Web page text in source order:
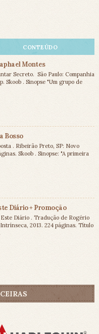
CONTEÚDO
Montes
Secreto. São Paulo: Companhia
Skoob . Sinopse "Um grupo de
Bosso
. Ribeirão Preto, SP: Novo
Skoob . Sinopse: "A primeira
Diário + Promoção
Diário . Tradução de Rogério
2013. 224 páginas. Título